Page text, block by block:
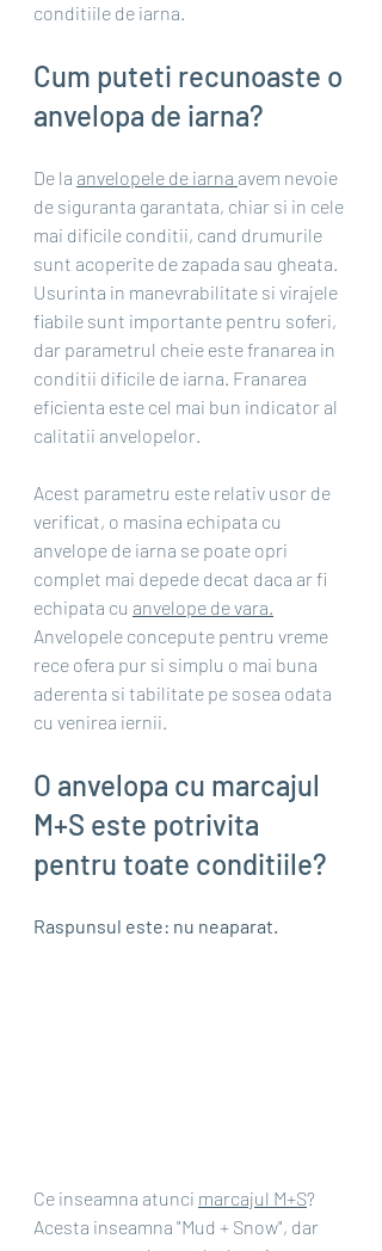
conditiile de iarna.
Cum puteti recunoaste o
anvelopa de iarna?
De la anvelopele de iarna avem nevoie
de siguranta garantata, chiar si in cele
mai dificile conditii, cand drumurile
sunt acoperite de zapada sau gheata.
Usurinta in manevrabilitate si virajele
fiabile sunt importante pentru soferi,
dar parametrul cheie este franarea in
conditii dificile de iarna. Franarea
eficienta este cel mai bun indicator al
calitatii anvelopelor.
Acest parametru este relativ usor de
verificat, o masina echipata cu
anvelope de iarna se poate opri
complet mai depede decat daca ar fi
echipata cu anvelope de vara.
Anvelopele concepute pentru vreme
rece ofera pur si simplu o mai buna
aderenta si tabilitate pe sosea odata
cu venirea iernii.
O anvelopa cu marcajul
M+S este potrivita
pentru toate conditiile?
Raspunsul este: nu neaparat.
Ce inseamna atunci marcajul M+S?
Acesta inseamna "Mud + Snow", dar